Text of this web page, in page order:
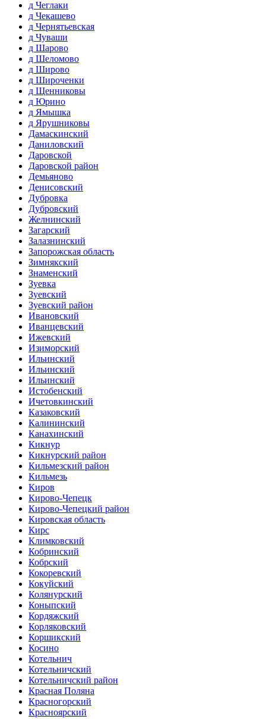
д Чеглаки
д Чекашево
д Чернятьевская
д Чуваши
д Шарово
д Шеломово
д Широво
д Широченки
д Щенниковы
д Юрино
д Ямышка
д Ярушниковы
Дамаскинский
Даниловский
Даровской
Даровской район
Демьяново
Денисовский
Дубровка
Дубровский
Желнинский
Загарский
Залазнинский
Запорожская область
Зимнякский
Знаменский
Зуевка
Зуевский
Зуевский район
Ивановский
Иванцевский
Ижевский
Изиморский
Ильинский
Ильинский
Ильинский
Истобенский
Ичетовкинский
Казаковский
Калининский
Канахинский
Кикнур
Кикнурский район
Кильмезский район
Кильмезь
Киров
Кирово-Чепецк
Кирово-Чепецкий район
Кировская область
Кирс
Климковский
Кобринский
Кобрский
Кокоревский
Кокуйский
Колянурский
Коныпский
Кордяжский
Корляковский
Коршикский
Косино
Котельнич
Котельничский
Котельничский район
Красная Поляна
Красногорский
Красноярский